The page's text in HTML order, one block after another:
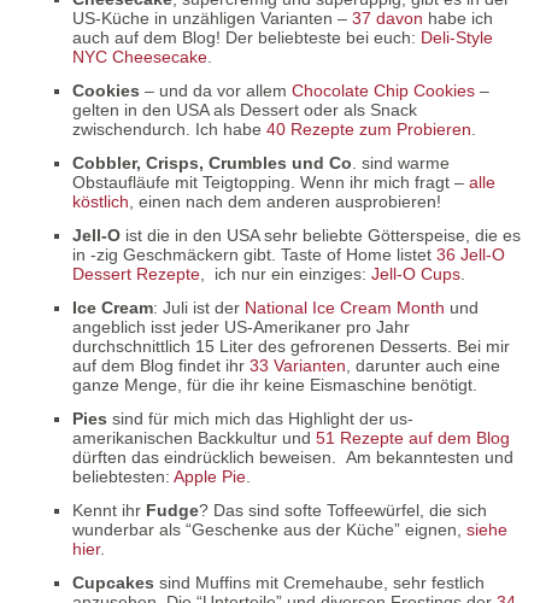
US-Küche in unzähligen Varianten – 37 davon habe ich
auch auf dem Blog! Der beliebteste bei euch: Deli-Style
NYC Cheesecake
Cookies – und da vor allem Chocolate Chip Cookies –
gelten in den USA als Dessert oder als Snack
zwischendurch. Ich habe 40 Rezepte zum Probieren
Cobbler, Crisps, Crumbles und Co . sind warme
Obstaufläufe mit Teigtopping. Wenn ihr mich fragt – alle
köstlich , einen nach dem anderen ausprobieren!
Jell-O ist die in den USA sehr beliebte Götterspeise, die es
in -zig Geschmäckern gibt. Taste of Home listet 36 Jell-O
Dessert Rezepte , ich nur ein einziges: Jell-O Cups
Ice Cream: Juli ist der National Ice Cream Month und
angeblich isst jeder US-Amerikaner pro Jahr
durchschnittlich 15 Liter des gefrorenen Desserts. Bei mir
auf dem Blog findet ihr 33 Varianten , darunter auch eine
ganze Menge, für die ihr keine Eismaschine benötigt.
Pies sind für mich mich das Highlight der us-
amerikanischen Backkultur und 51 Rezepte auf dem Blog
dürften das eindrücklich beweisen. Am bekanntesten und
beliebtesten: Apple Pie
Kennt ihr Fudge? Das sind softe Toffeewürfel, die sich
wunderbar als “Geschenke aus der Küche” eignen, siehe
hier.
Cupcakes sind Muffins mit Cremehaube, sehr festlich